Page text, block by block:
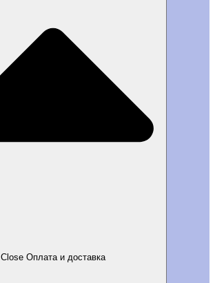
Close Оплата и доставка